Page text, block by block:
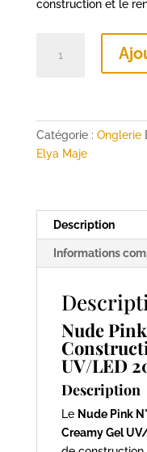
construction et le
Creamy
Gel
ml
Elya
Maje
Catégorie : Onglerie
Elya Maje
Description
Informations
Nude
UV/LED
Description
Le Nude Pink
Creamy Gel